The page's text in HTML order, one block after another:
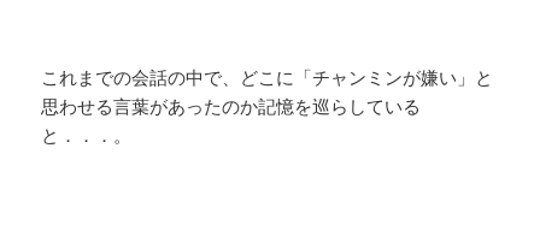
これまでの会話の中で、どこに「チャンミンが嫌い」と
思わせる言葉があったのか記憶を巡らしている
と．．．。